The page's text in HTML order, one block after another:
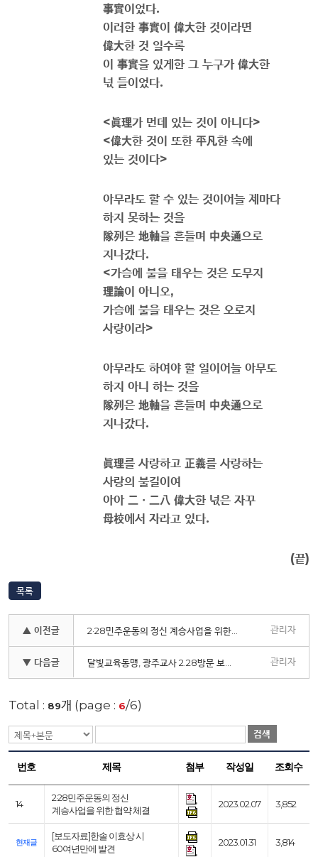
事實이었다.
이러한事實이偉大한 것이라면
偉大한 것 일수록
이事實을 있게한 그 누구가偉大한
넋 들이었다.
<眞理가 먼데 있는 것이 아니다>
<偉大한 것이 또한平凡한 속에
있는 것이다>
아무라도 할 수 있는 것이어늘 제마다
하지 못하는 것을
隊列은地軸을 흔들며 中央通으로
지나갔다.
<가슴에 불을 태우는 것은 도무지
理論이 아니오,
가슴에 불을 태우는 것은 오로지
사랑이라>
아무라도 하여야 할 일이어늘 아무도
하지 아니 하는 것을
隊列은地軸을 흔들며 中央通으로
지나갔다.
眞理를 사랑하고正義를 사랑하는
사랑의 불길이여
아아二 ㆍ二八 偉大한 넋은 자꾸
母校에서 자라고 있다.
(끝)
목록
▲ 이전글 2·28민주운동의 정신 계승사업을 위한 협약 체결 관리자
▼ 다음글 달빛교육동맹, 광주교사 2.28방문 보도자료 관리자
Total : 89개 (page : 6/6)
검색
번호 제목 첨부 작성일 조회수
14
2·28민주운동의 정신
계승사업을 위한 협약 체결
2023.02.07 3,852
현재글
[보도자료]한솔 이효상 시
60여년만에 발견
2023.01.31 3,814